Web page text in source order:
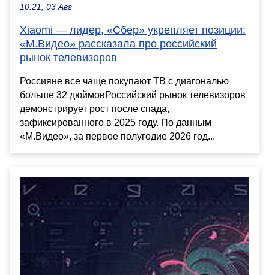
10:21, 03 Авг
Xiaomi — лидер, «Сбер» укрепляет позиции:
«М.Видео» рассказала про российский
рынок телевизоров
Россияне все чаще покупают ТВ с диагональю
больше 32 дюймовРоссийский рынок телевизоров
демонстрирует рост после спада,
зафиксированного в 2025 году. По данным
«М.Видео», за первое полугодие 2026 год...